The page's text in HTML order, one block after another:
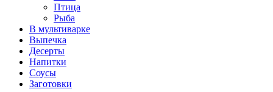
Птица
Рыба
В мультиварке
Выпечка
Десерты
Напитки
Соусы
Заготовки